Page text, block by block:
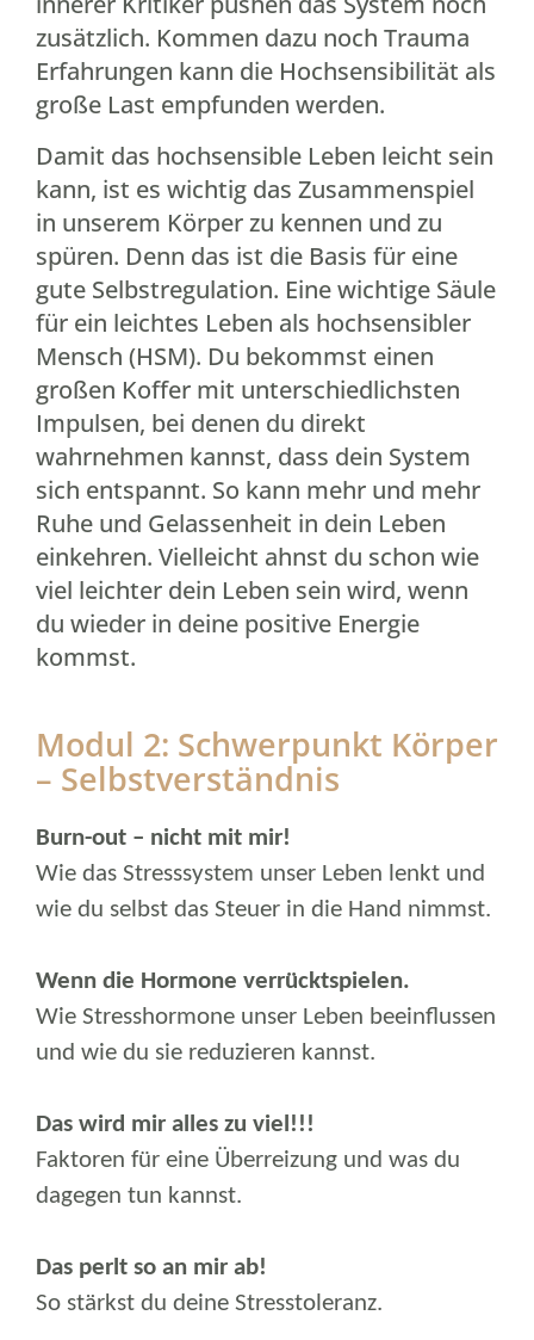
zusätzlich. Kommen dazu noch Trauma
Erfahrungen kann die Hochsensibilität als
große Last empfunden werden.
Damit das hochsensible Leben leicht sein
kann, ist es wichtig das Zusammenspiel
in unserem Körper zu kennen und zu
spüren. Denn das ist die Basis für eine
gute Selbstregulation. Eine wichtige Säule
für ein leichtes Leben als hochsensibler
Mensch (HSM). Du bekommst einen
großen Koffer mit unterschiedlichsten
Impulsen, bei denen du direkt
wahrnehmen kannst, dass dein System
sich entspannt. So kann mehr und mehr
Ruhe und Gelassenheit in dein Leben
einkehren. Vielleicht ahnst du schon wie
viel leichter dein Leben sein wird, wenn
du wieder in deine positive Energie
kommst.
Modul 2: Schwerpunkt Körper
– Selbstverständnis
Burn-out – nicht mit mir!
Wie das Stresssystem unser Leben lenkt und
wie du selbst das Steuer in die Hand nimmst.
Wenn die Hormone verrücktspielen.
Wie Stresshormone unser Leben beeinflussen
und wie du sie reduzieren kannst.
Das wird mir alles zu viel!!!
Faktoren für eine Überreizung und was du
dagegen tun kannst.
Das perlt so an mir ab!
So stärkst du deine Stresstoleranz.